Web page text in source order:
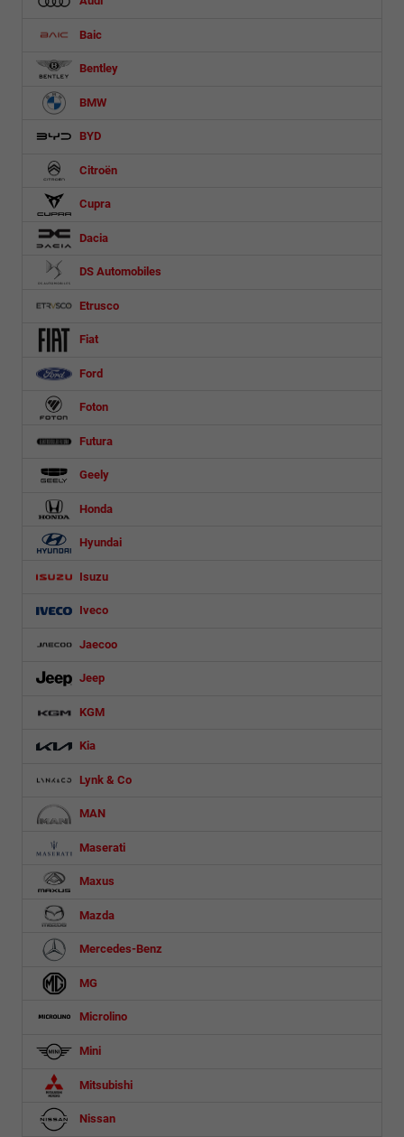
Baic
Bentley
BMW
BYD
Citroën
Cupra
Dacia
DS Automobiles
Etrusco
Fiat
Ford
Foton
Futura
Geely
Honda
Hyundai
Isuzu
Iveco
Jaecoo
Jeep
KGM
Kia
Lynk & Co
MAN
Maserati
Maxus
Mazda
Mercedes-Benz
MG
Microlino
Mini
Mitsubishi
Nissan